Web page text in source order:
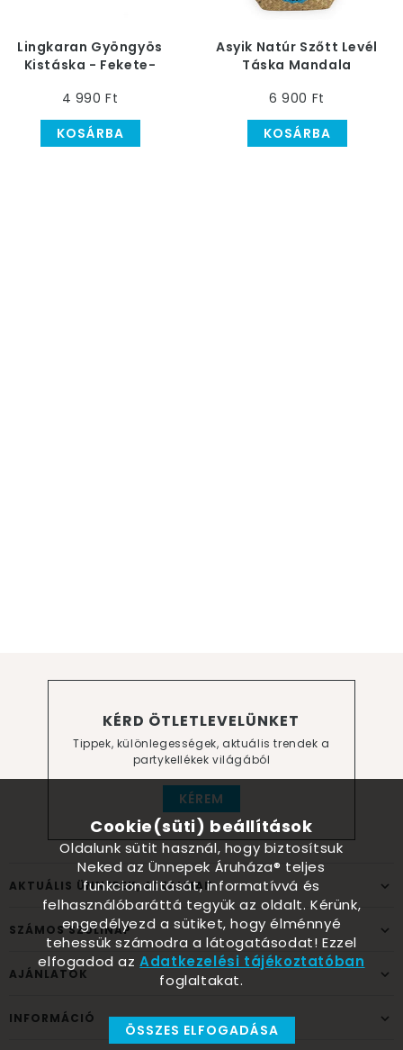
Lingkaran Gyöngyös
Kistáska - Fekete-
4 990 Ft
KOSÁRBA
Asyik Natúr Szőtt Levél
Táska Mandala
6 900 Ft
KOSÁRBA
KÉRD ÖTLETLEVELÜNKET
Tippek, különlegességek, aktuális trendek a
partykellékek világából
KÉREM
AKTUÁLIS ÜNNEPEK, ALKALMAK
SZÁMOS SZÜLINAP
AJÁNLATOK
INFORMÁCIÓ
Cookie(süti) beállítások
Oldalunk sütit használ, hogy biztosítsuk
Neked az Ünnepek Áruháza® teljes
funkcionalitását, informatívvá és
felhasználóbaráttá tegyük az oldalt. Kérünk,
engedélyezd a sütiket, hogy élménnyé
tehessük számodra a látogatásodat! Ezzel
elfogadod azAdatkezelési tájékoztatóban
foglaltakat.
ÖSSZES ELFOGADÁSA